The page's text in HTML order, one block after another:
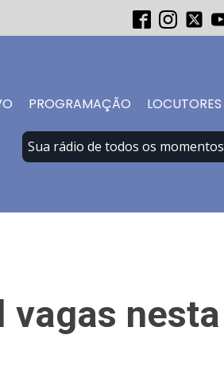
PROGRAMAÇÃO LOCUTORES
Sua rádio de todos os momentos
vagas nesta